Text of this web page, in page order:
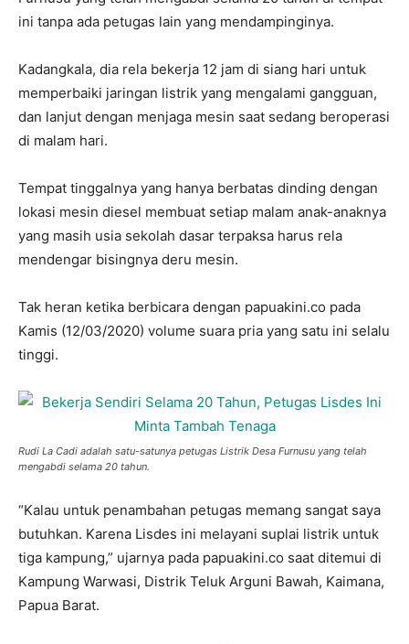
ini tanpa ada petugas lain yang mendampinginya.
Kadangkala, dia rela bekerja 12 jam di siang hari untuk
memperbaiki jaringan listrik yang mengalami gangguan,
dan lanjut dengan menjaga mesin saat sedang beroperasi
di malam hari.
Tempat tinggalnya yang hanya berbatas dinding dengan
lokasi mesin diesel membuat setiap malam anak-anaknya
yang masih usia sekolah dasar terpaksa harus rela
mendengar bisingnya deru mesin.
Tak heran ketika berbicara dengan papuakini.co pada
Kamis (12/03/2020) volume suara pria yang satu ini selalu
tinggi.
Rudi La Cadi adalah satu-satunya petugas Listrik Desa Furnusu yang telah
mengabdi selama 20 tahun.
“Kalau untuk penambahan petugas memang sangat saya
butuhkan. Karena Lisdes ini melayani suplai listrik untuk
tiga kampung,” ujarnya pada papuakini.co saat ditemui di
Kampung Warwasi, Distrik Teluk Arguni Bawah, Kaimana,
Papua Barat.